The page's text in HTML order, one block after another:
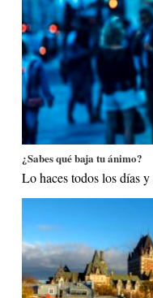
¿Sabes qué baja tu ánimo?
Lo haces todos los días